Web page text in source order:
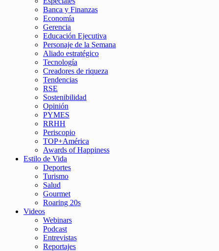
Banca y Finanzas
Economía
Gerencia
Educación Ejecutiva
Personaje de la Semana
Aliado estratégico
Tecnología
Creadores de riqueza
Tendencias
RSE
Sostenibilidad
Opinión
PYMES
RRHH
Periscopio
TOP+América
Awards of Happiness
Estilo de Vida
Deportes
Turismo
Salud
Gourmet
Roaring 20s
Videos
Webinars
Podcast
Entrevistas
Reportajes